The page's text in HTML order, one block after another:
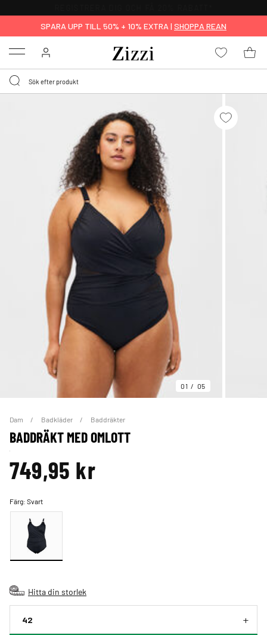
SPARA UPP TILL 50% + 10% EXTRA | SHOPPA REAN
Menu
01 05
Dam Badkläder Baddräkter
BADDRÄKT MED OMLOTT
749,95 kr
Färg:Svart
Hitta din storlek
42